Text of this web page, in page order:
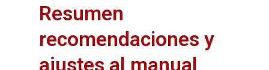
Resumen
recomendaciones y
ajustes al manual